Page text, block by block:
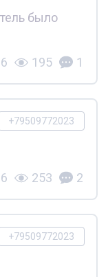
было
195 1
+79509772023
253 2
+79509772023